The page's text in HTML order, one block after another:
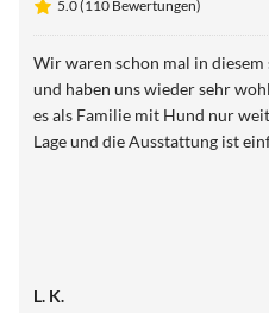
5.0 (110 Bewertungen)
Wir waren schon mal in diesem
und haben uns wieder sehr
es als Familie mit Hund nur
Lage und die Ausstattung ist
L. K.